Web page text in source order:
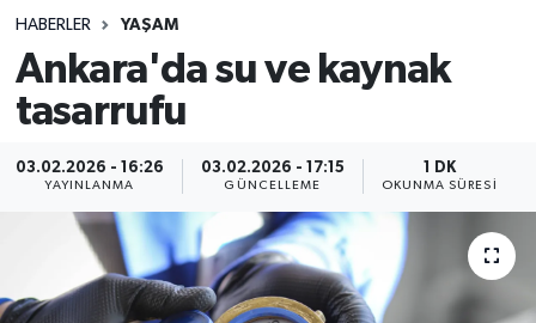
HABERLER YAŞAM
Ankara'da su ve kaynak
tasarrufu
03.02.2026 - 16:26
YAYINLANMA
03.02.2026 - 17:15
GÜNCELLEME
1 DK
OKUNMA SÜRESI